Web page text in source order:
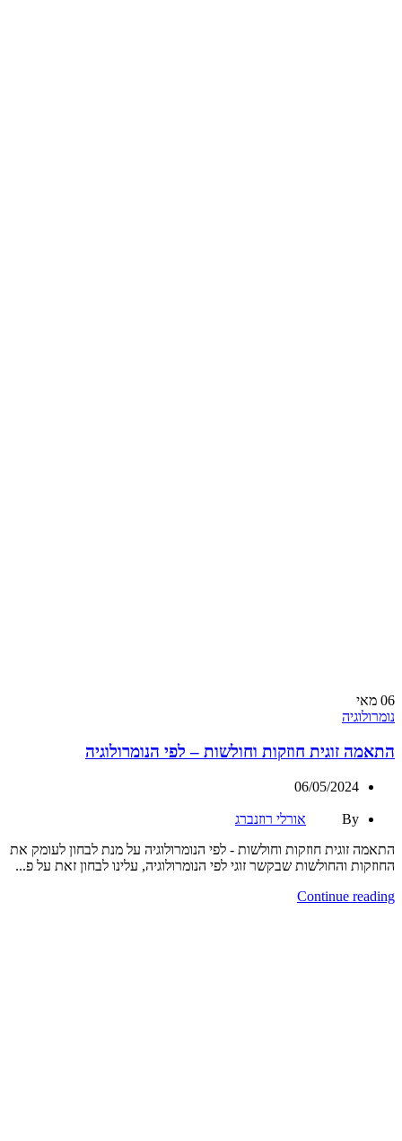
06 מאי
נומרולוגיה
התאמה זוגית חוזקות וחולשות – לפי הנומרולוגיה
06/05/2024
By
אורלי רוזנברג
התאמה זוגית חוזקות וחולשות - לפי הנומרולוגיה על מנת לבחון לעומק את
החוזקות והחולשות שבקשר זוגי לפי הנומרולוגיה, עלינו לבחון זאת על פ...
Continue reading